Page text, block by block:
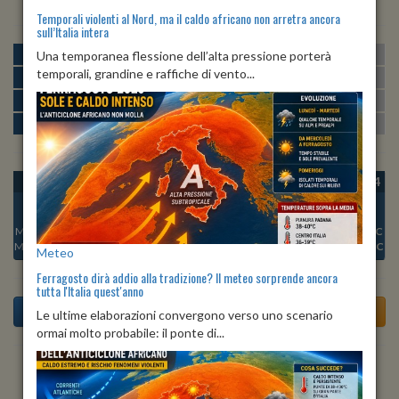
MATTINA min:22º max:31º U:
POMERIGGIO min:31º max:33º
SERA min:27º max:34º U:75% 80%
NOTTE min: 22º max:26º U:83%
OGGI
Min:
24°C
Max:30°C
DOM 09
Min:
Max:31°C
LUN 10
Min:27°C
Max:34°C
MAR 11
Min:
27°C
Max:34°C
MER 12
Max:31°C
GIO 13
Min:25°C
Max:30°C
VEN 14
26°C
Max:31°C
Previsioni del Tempo a Tezze sul Brenta tra 3 giorni
Temporali violenti al Nord, ma il caldo africano non arretra ancora
sull’Italia intera
Una temporanea flessione dell’alta pressione porterà
temporali, grandine e raffiche di vento...
Meteo
Ferragosto dirà addio alla tradizione? Il meteo sorprende ancora
tutta l'Italia quest'anno
Le ultime elaborazioni convergono verso uno scenario
ormai molto probabile: il ponte di...